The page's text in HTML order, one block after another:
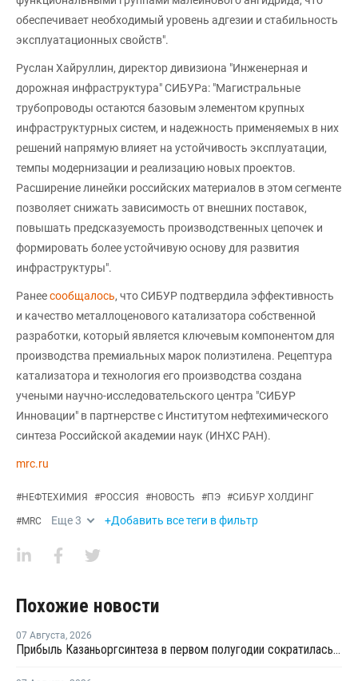
обеспечивает необходимый уровень адгезии и стабильность
эксплуатационных свойств".
Руслан Хайруллин, директор дивизиона "Инженерная и
дорожная инфраструктура" СИБУРа: "Магистральные
трубопроводы остаются базовым элементом крупных
инфраструктурных систем, и надежность применяемых в них
решений напрямую влияет на устойчивость эксплуатации,
темпы модернизации и реализацию новых проектов.
Расширение линейки российских материалов в этом сегменте
позволяет снижать зависимость от внешних поставок,
повышать предсказуемость производственных цепочек и
формировать более устойчивую основу для развития
инфраструктуры".
Ранеесообщалось, что СИБУР подтвердила эффективность
и качество металлоценового катализатора собственной
разработки, который является ключевым компонентом для
производства премиальных марок полиэтилена. Рецептура
катализатора и технология его производства создана
учеными научно-исследовательского центра "СИБУР
Инновации" в партнерстве с Институтом нефтехимического
синтеза Российской академии наук (ИНХС РАН).
mrc.ru
#НЕФТЕХИМИЯ #РОССИЯ #НОВОСТЬ #ПЭ #СИБУР ХОЛДИНГ
#MRC Еще3 +Добавить все теги в фильтр
Похожие новости
07 Августа, 2026
Прибыль Казаньоргсинтеза в первом полугодии сократилась более чем в 2 раза